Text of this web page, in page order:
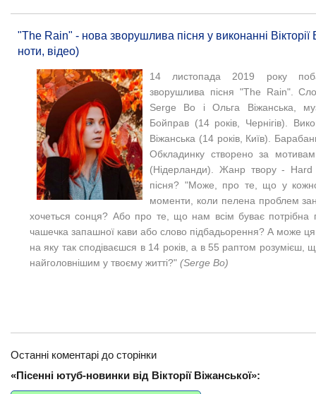
"The Rain" - нова зворушлива пісня у виконанні Вікторії
ноти, відео)
14 листопада 2019 року
зворушлива пісня "The Rain".
Serge Bo і Ольга Віжанська,
Бойправ (14 років, Чернігів).
Віжанська (14 років, Київ).
Обкладинку створено за
(Нідерланди). Жанр твору -
пісня? "Може, про те, що у
моменти, коли пелена проблем
хочеться сонця? Або про те, що нам всім буває потрібна
чашечка запашної кави або слово підбадьорення? А може
на яку так сподіваєшся в 14 років, а в 55 раптом розумієш,
найголовнішим у твоєму житті?" (Serge Bo)
Останні коментарі до сторінки
«Пісенні ютуб-новинки від Вікторії Віжанської»: